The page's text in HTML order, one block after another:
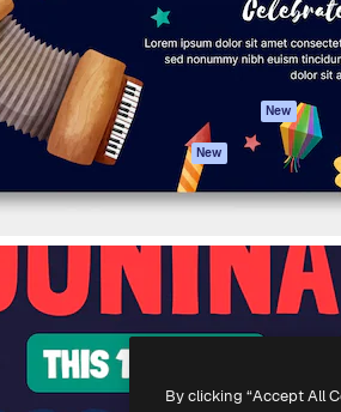
Gerador de vídeos
Texto para voz
Conteúdo de stock
MCP para
Claude/ChatGPT
New
Agentes New
App móvel
ferramentas
Company S.L.U.Todos os direitos reservados.
By clicking “Accept All